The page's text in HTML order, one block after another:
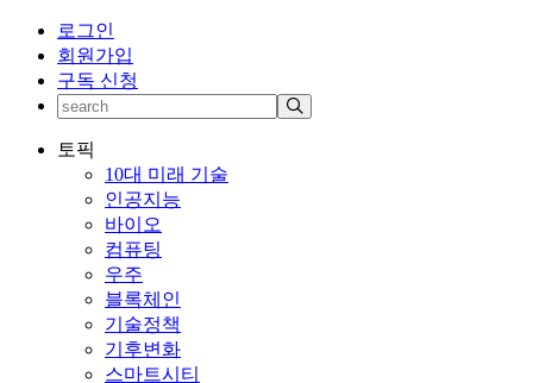
로그인
회원가입
구독 신청
토픽
10대 미래 기술
인공지능
바이오
컴퓨팅
우주
블록체인
기술정책
기후변화
스마트시티